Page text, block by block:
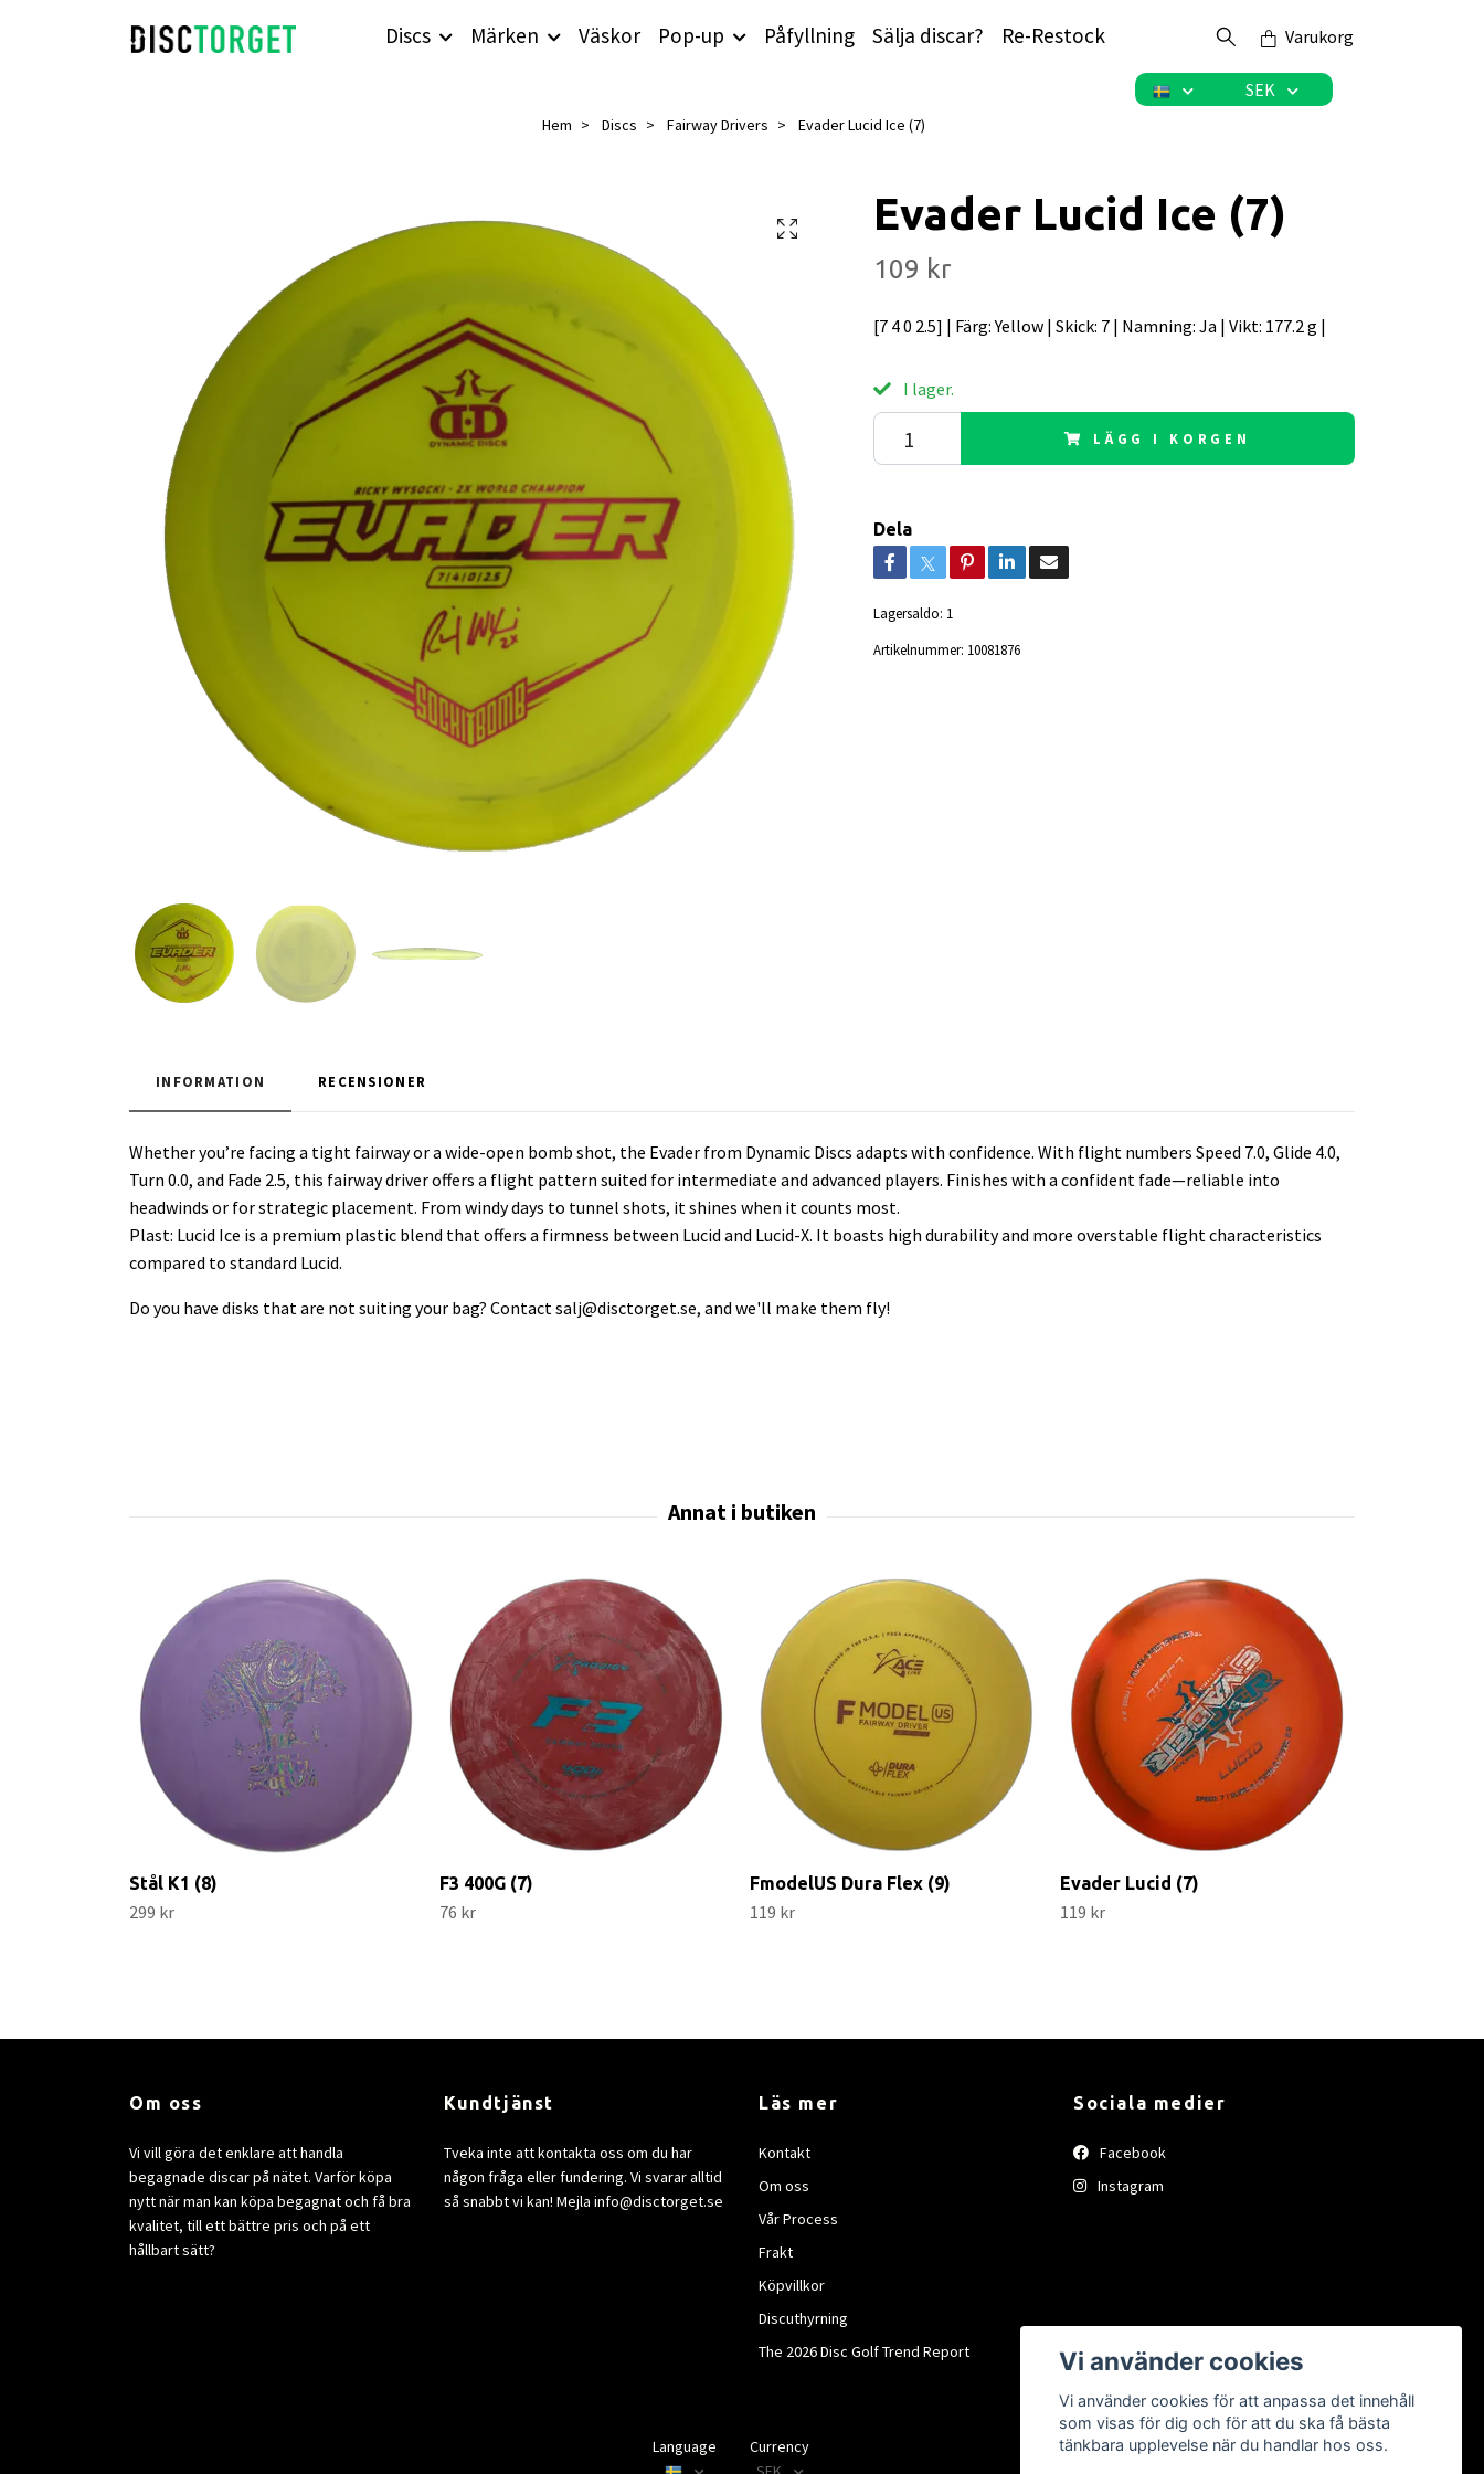
Discs Märken Väskor Pop-up Påfyllning Sälja discar? Re-Restock Varukorg
SEK
Hem Discs Fairway Drivers Evader Lucid Ice (7)
Evader Lucid Ice (7)
109 kr
[7 4 0 2.5] | Färg: Yellow | Skick: 7 | Namning: Ja | Vikt: 177.2 g |
I lager.
LÄGG I KORGEN
Dela
Lagersaldo: 1
Artikelnummer: 10081876
INFORMATION RECENSIONER
Whether you’re facing a tight fairway or a wide-open bomb shot, the Evader from Dynamic Discs adapts with confidence. With flight numbers Speed 7.0, Glide 4.0,
Turn 0.0, and Fade 2.5, this fairway driver offers a flight pattern suited for intermediate and advanced players. Finishes with a confident fade—reliable into
headwinds or for strategic placement. From windy days to tunnel shots, it shines when it counts most.
Plast: Lucid Ice is a premium plastic blend that offers a firmness between Lucid and Lucid-X. It boasts high durability and more overstable flight characteristics
compared to standard Lucid.
Do you have disks that are not suiting your bag? Contactsalj@disctorget.se, and we'll make them fly!
Stål K1 (8)
299 kr
F3 400G (7)
76 kr
FmodelUS Dura Flex (9)
119 kr
Evader Lucid (7)
119 kr
Om oss
Vi vill göra det enklare att handla
begagnade discar på nätet. Varför köpa
nytt när man kan köpa begagnat och få bra
kvalitet, till ett bättre pris och på ett
hållbart sätt?
Kundtjänst
Tveka inte att kontakta oss om du har
någon fråga eller fundering. Vi svarar alltid
så snabbt vi kan! Mejla info@disctorget.se
Läs mer
Kontakt
Om oss
Vår Process
Frakt
Köpvillkor
Discuthyrning
The 2026 Disc Golf Trend Report
Sociala medier
Facebook
Instagram
Language
Currency
Vi använder cookies
Vi använder cookies för att anpassa det innehåll
som visas för dig och för att du ska få bästa
tänkbara upplevelse när du handlar hos oss.